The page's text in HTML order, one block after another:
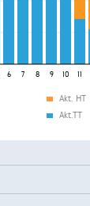
6 7 8 9 10 11
Akt. HT
Akt.TT